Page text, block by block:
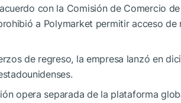
con la Comisión de Comercio
a Polymarket permitir acceso de
de regreso, la empresa lanzó en
opera separada de la plataforma